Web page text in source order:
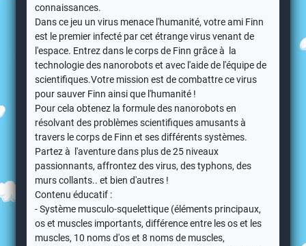
connaissances.
Dans ce jeu un virus menace l'humanité, votre ami Finn
est le premier infecté par cet étrange virus venant de
l'espace. Entrez dans le corps de Finn grâce à la
technologie des nanorobots et avec l'aide de l'équipe de
scientifiques.Votre mission est de combattre ce virus
pour sauver Finn ainsi que l'humanité !
Pour cela obtenez la formule des nanorobots en
résolvant des problèmes scientifiques amusants à
travers le corps de Finn et ses différents systèmes.
Partez à l'aventure dans plus de 25 niveaux
passionnants, affrontez des virus, des typhons, des
murs collants.. et bien d'autres !
Contenu éducatif :
- Système musculo-squelettique (éléments principaux,
os et muscles importants, différence entre les os et les
muscles, 10 noms d'os et 8 noms de muscles,